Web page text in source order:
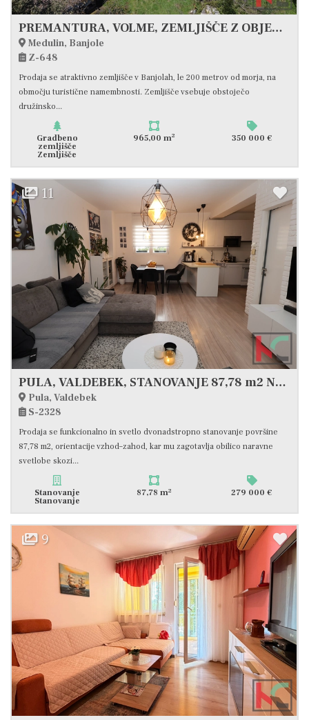
PREMANTURA, VOLME, ZEMLJIŠČE Z OBJEKTOM 965m2, 200 METROV OD MORJA, #PRODAJA
Medulin, Banjole
Z-648
Prodaja se atraktivno zemljišče v Banjolah, le 200 metrov od morja, na
območju turistične namembnosti. Zemljišče vsebuje obstoječo
družinsko...
Gradbeno
zemljišče
Zemljišče
965,00 m2 350 000 €
11
PULA, VALDEBEK, STANOVANJE 87,78 m2 NA MIRNI LOKACIJI
Pula, Valdebek
S-2328
Prodaja se funkcionalno in svetlo dvonadstropno stanovanje površine
87,78 m2, orientacije vzhod–zahod, kar mu zagotavlja obilico naravne
svetlobe skozi...
Stanovanje
Stanovanje
87,78 m2 279 000 €
9